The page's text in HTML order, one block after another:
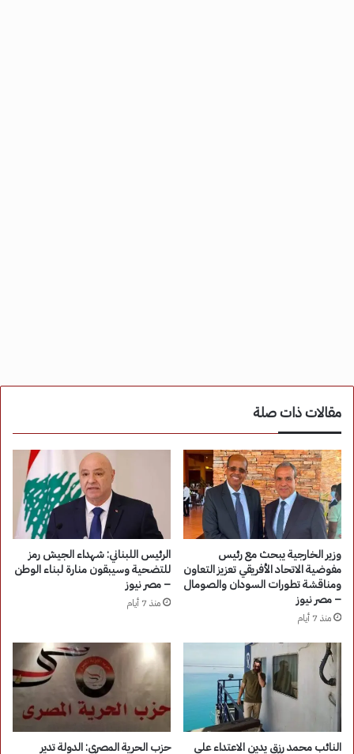
مقالات ذات صلة
وزير الخارجية يبحث مع رئيس
مفوضية الاتحاد الأفريقي تعزيز التعاون
ومناقشة تطورات السودان والصومال
– مصر نيوز
منذ 7 أيام
الرئيس اللبناني: شهداء الجيش رمز
للتضحية وسيبقون منارة لبناء الوطن
– مصر نيوز
منذ 7 أيام
النائب محمد رزق يدين الاعتداء على
حزب الحرية المصري: الدولة تدير